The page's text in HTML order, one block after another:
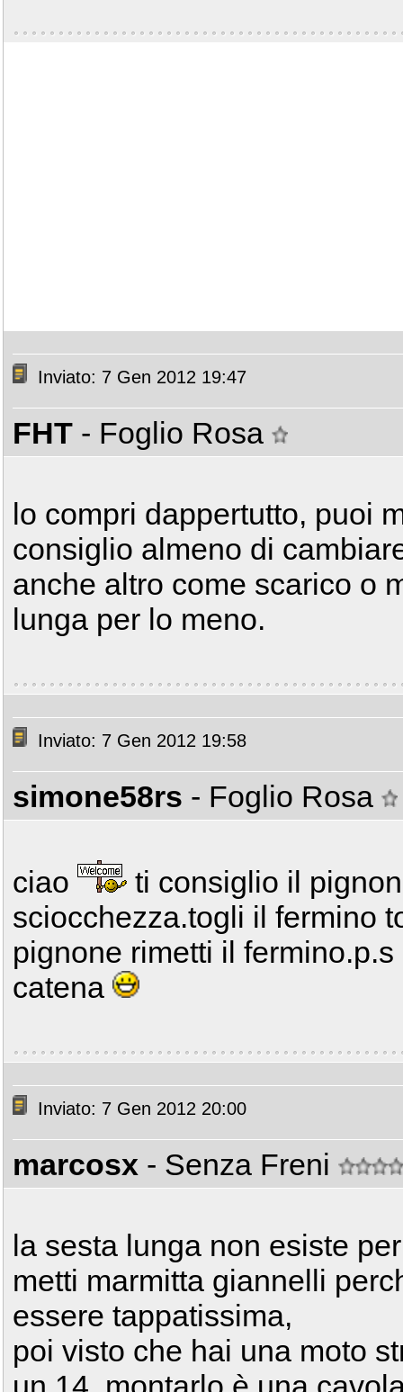
Inviato: 7 Gen 2012 19:47
FHT - Foglio Rosa
lo compri dappertutto, puoi
consiglio almeno di
anche altro come scarico o
lunga per lo meno.
Inviato: 7 Gen 2012 19:58
simone58rs - Foglio Rosa
ciao
ti consiglio il
sciocchezza.togli il fermino
pignone rimetti il
catena
Inviato: 7 Gen 2012 20:00
marcosx - Senza Freni
la sesta lunga non esiste
metti marmitta giannelli
essere tappatissima,
poi visto che hai una moto